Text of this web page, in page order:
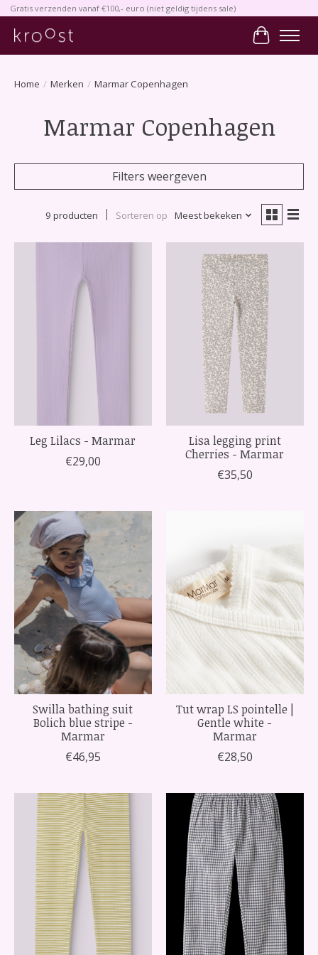
Gratis verzenden vanaf €100,- euro (niet geldig tijdens sale)
Home / Merken / Marmar Copenhagen
Marmar Copenhagen
Filters weergeven
9 producten Sorteren op Meest bekeken
Leg Lilacs - Marmar
€29,00
Lisa legging print
Cherries - Marmar
€35,50
Swilla bathing suit
Bolich blue stripe -
Marmar
€46,95
Tut wrap LS pointelle |
Gentle white -
Marmar
€28,50